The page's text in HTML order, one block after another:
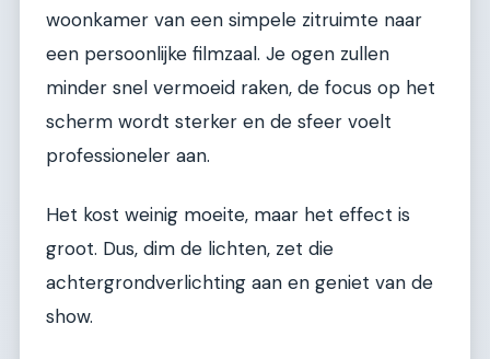
woonkamer van een simpele zitruimte naar
een persoonlijke filmzaal. Je ogen zullen
minder snel vermoeid raken, de focus op het
scherm wordt sterker en de sfeer voelt
professioneler aan.
Het kost weinig moeite, maar het effect is
groot. Dus, dim de lichten, zet die
achtergrondverlichting aan en geniet van de
show.